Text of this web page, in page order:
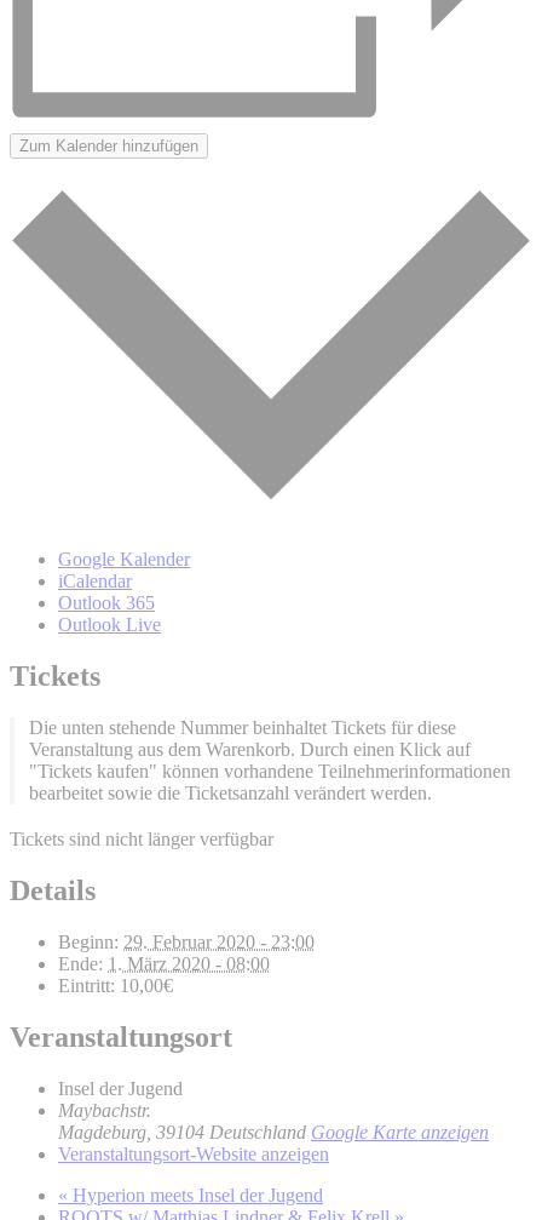
Zum Kalender hinzufügen
Google Kalender
iCalendar
Outlook 365
Outlook Live
Tickets
Die unten stehende Nummer beinhaltet Tickets für diese
Veranstaltung aus dem Warenkorb. Durch einen Klick auf
"Tickets kaufen" können vorhandene Teilnehmerinformationen
bearbeitet sowie die Ticketsanzahl verändert werden.
Tickets sind nicht länger verfügbar
Details
Beginn: 29. Februar 2020 - 23:00
Ende: 1. März 2020 - 08:00
Eintritt: 10,00€
Veranstaltungsort
Insel der Jugend
Maybachstr.
Magdeburg 39104 Deutschland Google Karte anzeigen
Veranstaltungsort-Website anzeigen
« Hyperion meets Insel der Jugend